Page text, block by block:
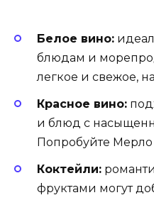
Белое вино:
блюдам и
легкое и свежое,
Красное вино:
и блюд с
Попробуйте
Коктейли:
фруктами могут